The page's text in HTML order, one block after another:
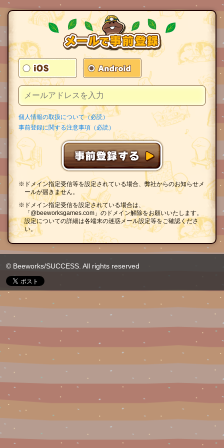
個人情報の取扱について（必読）
事前登録に関する注意事項（必読）
※ドメイン指定受信等を設定されている場合、弊社からのお知らせメ
ールが届きません。
※ドメイン指定受信を設定されている場合は、
「@beeworksgames.com」のドメイン解除をお願いいたします。
設定についての詳細は各端末の迷惑メール設定等をご確認くださ
い。
© Beeworks/SUCCESS. All rights reserved